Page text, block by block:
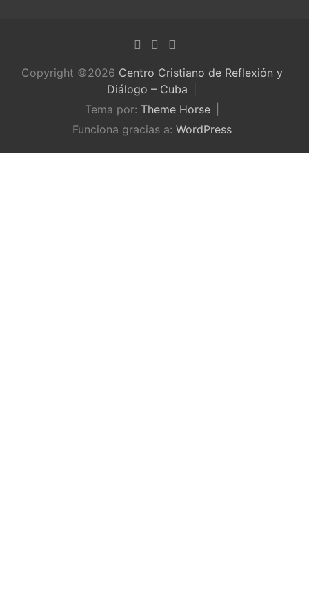
Copyright ©2026 Centro Cristiano de Reflexión y
Diálogo – Cuba
Tema por: Theme Horse
Funciona gracias a: WordPress